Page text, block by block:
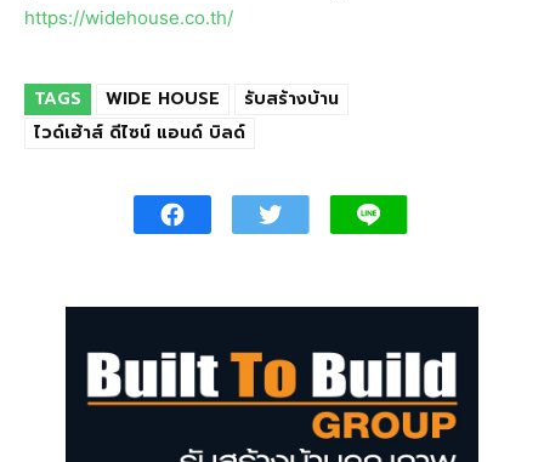
https://widehouse.co.th/
TAGS WIDE HOUSE
รับสร้างบ้าน
ไวด์เฮ้าส์ ดีไซน์ แอนด์ บิลด์